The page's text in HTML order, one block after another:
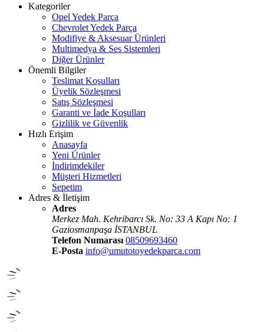
Kategoriler
Opel Yedek Parça
Chevrolet Yedek Parça
Modifiye & Aksesuar Ürünleri
Multimedya & Ses Sistemleri
Diğer Ürünler
Önemli Bilgiler
Teslimat Koşulları
Üyelik Sözleşmesi
Satış Sözleşmesi
Garanti ve İade Koşulları
Gizlilik ve Güvenlik
Hızlı Erişim
Anasayfa
Yeni Ürünler
İndirimdekiler
Müşteri Hizmetleri
Sepetim
Adres & İletişim
Adres
Merkez Mah. Kehribarcı Sk. No: 33 A Kapı No: 1
Gaziosmanpaşa İSTANBUL
Telefon Numarası 08509693460
E-Posta info@umutotoyedekparca.com